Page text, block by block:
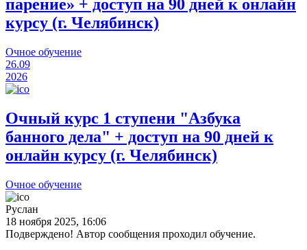
парение» + доступ на 90 дней к онлайн
курсу (г. Челябинск)
Очное обучение
26.09
2026
Очный курс 1 ступени "Азбука
банного дела" + доступ на 90 дней к
онлайн курсу (г. Челябинск)
Очное обучение
Руслан
18 ноября 2025, 16:06
Подверждено! Автор сообщения проходил обучение.